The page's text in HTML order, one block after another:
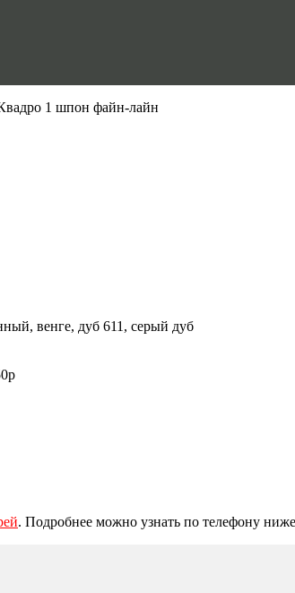
1 шпон файн-лайн
венге, дуб 611, серый дуб
. Подробнее можно узнать по телефону